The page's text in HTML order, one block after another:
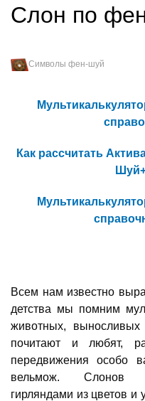
Слон по
Символы фен-шуй
Как рассчитать
Всем нам известно
детства мы помним
животных,
почитают и любят,
передвижения особо
вельмож. Слонов
гирляндами из цветов и